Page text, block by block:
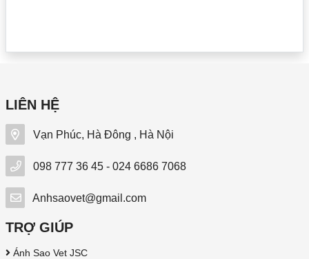
LIÊN HỆ
Vạn Phúc, Hà Đông , Hà Nội
098 777 36 45 - 024 6686 7068
Anhsaovet@gmail.com
TRỢ GIÚP
Ánh Sao Vet JSC